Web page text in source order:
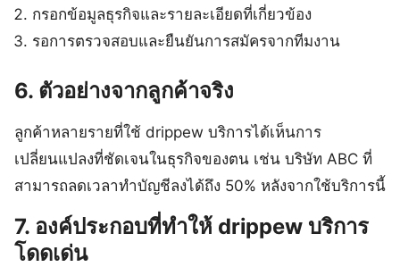
กรอกข้อมูลธุรกิจและรายละเอียดที่เกี่ยวข้อง
รอการตรวจสอบและยืนยันการสมัครจากทีมงาน
6. ตัวอย่างจากลูกค้าจริง
ลูกค้าหลายรายที่ใช้ drippew บริการได้เห็นการ
เปลี่ยนแปลงที่ชัดเจนในธุรกิจของตน เช่น บริษัท ABC ที่
สามารถลดเวลาทำบัญชีลงได้ถึง 50% หลังจากใช้บริการนี้
7. องค์ประกอบที่ทำให้ drippew บริการ
โดดเด่น